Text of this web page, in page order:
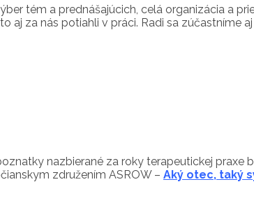
tém a prednášajúcich, celá organizácia a
aj za nás potiahli v práci. Radi sa zúčastníme
nazbierané za roky terapeutickej praxe
združením ASROW – Aký otec, taký